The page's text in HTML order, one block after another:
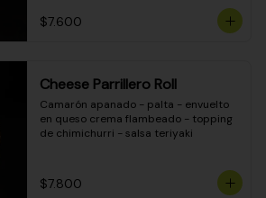
$7.600
Cheese Parrillero Roll
Camarón apanado - palta - envuelto
en queso crema flambeado - topping
de chimichurri - salsa teriyaki
$7.800